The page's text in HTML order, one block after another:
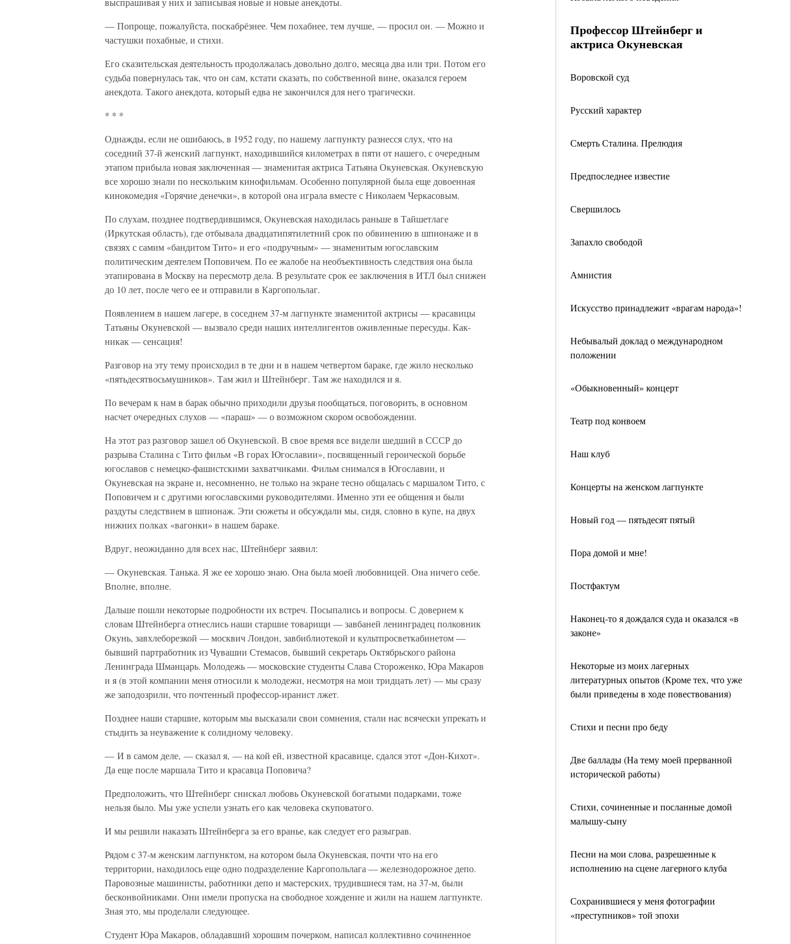
Профессор Штейнберг и
актриса Окуневская
Воровской суд
Русский характер
Смерть Сталина. Прелюдия
Предпоследнее известие
Свершилось
Запахло свободой
Амнистия
Искусство принадлежит «врагам народа»!
Небывалый доклад о международном
положении
«Обыкновенный» концерт
Театр под конвоем
Наш клуб
Концерты на женском лагпункте
Новый год — пятьдесят пятый
Пора домой и мне!
Постфактум
Наконец-то я дождался суда и оказался «в
законе»
Некоторые из моих лагерных
литературных опытов (Кроме тех, что уже
были приведены в ходе повествования)
Стихи и песни про беду
Две баллады (На тему моей прерванной
исторической работы)
Стихи, сочиненные и посланные домой
малышу-сыну
Песни на мои слова, разрешенные к
исполнению на сцене лагерного клуба
Сохранившиеся у меня фотографии
«преступников» той эпохи
— Попроще, пожалуйста, поскабрёзнее. Чем похабнее, тем лучше, — просил он. — Можно и
частушки похабные, и стихи.
Его сказительская деятельность продолжалась довольно долго, месяца два или три. Потом его
судьба повернулась так, что он сам, кстати сказать, по собственной вине, оказался героем
анекдота. Такого анекдота, который едва не закончился для него трагически.
* * *
Однажды, если не ошибаюсь, в 1952 году, по нашему лагпункту разнесся слух, что на
соседний 37-й женский лагпункт, находившийся километрах в пяти от нашего, с очередным
этапом прибыла новая заключенная — знаменитая актриса Татьяна Окуневская. Окуневскую
все хорошо знали по нескольким кинофильмам. Особенно популярной была еще довоенная
кинокомедия «Горячие денечки», в которой она играла вместе с Николаем Черкасовым.
По слухам, позднее подтвердившимся, Окуневская находилась раньше в Тайшетлаге
(Иркутская область), где отбывала двадцатипятилетний срок по обвинению в шпионаже и в
связях с самим «бандитом Тито» и его «подручным» — знаменитым югославским
политическим деятелем Поповичем. По ее жалобе на необъективность следствия она была
этапирована в Москву на пересмотр дела. В результате срок ее заключения в ИТЛ был снижен
до 10 лет, после чего ее и отправили в Каргопольлаг.
Появлением в нашем лагере, в соседнем 37-м лагпункте знаменитой актрисы — красавицы
Татьяны Окуневской — вызвало среди наших интеллигентов оживленные пересуды. Как-
никак — сенсация!
Разговор на эту тему происходил в те дни и в нашем четвертом бараке, где жило несколько
«пятьдесятвосьмушников». Там жил и Штейнберг. Там же находился и я.
По вечерам к нам в барак обычно приходили друзья пообщаться, поговорить, в основном
насчет очередных слухов — «параш» — о возможном скором освобождении.
На этот раз разговор зашел об Окуневской. В свое время все видели шедший в СССР до
разрыва Сталина с Тито фильм «В горах Югославии», посвященный героической борьбе
югославов с немецко-фашистскими захватчиками. Фильм снимался в Югославии, и
Окуневская на экране и, несомненно, не только на экране тесно общалась с маршалом Тито, с
Поповичем и с другими югославскими руководителями. Именно эти ее общения и были
раздуты следствием в шпионаж. Эти сюжеты и обсуждали мы, сидя, словно в купе, на двух
нижних полках «вагонки» в нашем бараке.
Вдруг, неожиданно для всех нас, Штейнберг заявил:
— Окуневская. Танька. Я же ее хорошо знаю. Она была моей любовницей. Она ничего себе.
Вполне, вполне.
Дальше пошли некоторые подробности их встреч. Посыпались и вопросы. С доверием к
словам Штейнберга отнеслись наши старшие товарищи — завбаней ленинградец полковник
Окунь, завхлеборезкой — москвич Лондон, завбиблиотекой и культпросветкабинетом —
бывший партработник из Чувашии Стемасов, бывший секретарь Октябрьского района
Ленинграда Шманцарь. Молодежь — московские студенты Слава Стороженко, Юра Макаров
и я (в этой компании меня относили к молодежи, несмотря на мои тридцать лет) — мы сразу
же заподозрили, что почтенный профессор-иранист лжет.
Позднее наши старшие, которым мы высказали свои сомнения, стали нас всячески упрекать и
стыдить за неуважение к солидному человеку.
— И в самом деле, — сказал я, — на кой ей, известной красавице, сдался этот «Дон-Кихот».
Да еще после маршала Тито и красавца Поповича?
Предположить, что Штейнберг снискал любовь Окуневской богатыми подарками, тоже
нельзя было. Мы уже успели узнать его как человека скуповатого.
И мы решили наказать Штейнберга за его вранье, как следует его разыграв.
Рядом с 37-м женским лагпунктом, на котором была Окуневская, почти что на его
территории, находилось еще одно подразделение Каргопольлага — железнодорожное депо.
Паровозные машинисты, работники депо и мастерских, трудившиеся там, на 37-м, были
бесконвойниками. Они имели пропуска на свободное хождение и жили на нашем лагпункте.
Зная это, мы проделали следующее.
Студент Юра Макаров, обладавший хорошим почерком, написал коллективно сочиненное